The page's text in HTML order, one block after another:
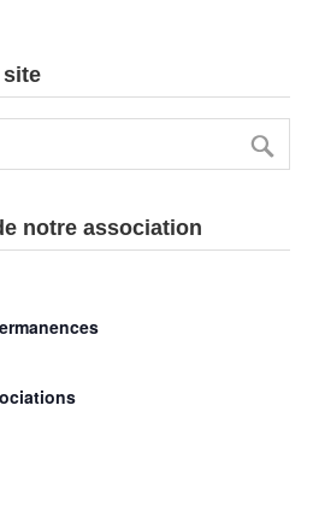
site
notre association